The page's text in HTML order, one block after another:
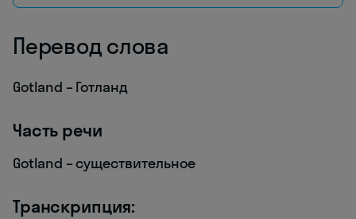
Перевод слова
Gotland – Готланд
Часть речи
Gotland – существительное
Транскрипция: